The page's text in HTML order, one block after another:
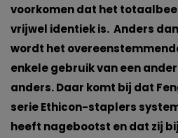
voorkomen dat het
vrijwel identiek is. Anders
wordt het
enkele gebruik van een
anders. Daar komt bij dat
serie Ethicon-staplers
heeft nagebootst en dat zij